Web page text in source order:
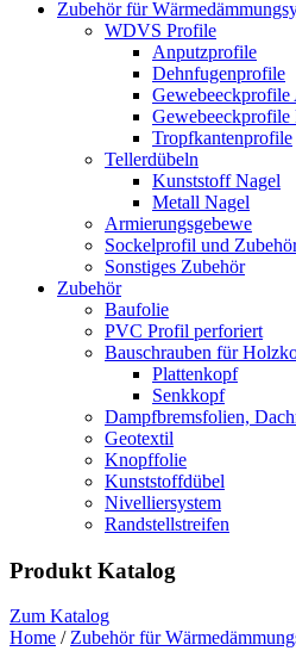
Zubehör für
WDVS Profile
Anputzprofile
Dehnfugenprofile
Gewebeeckprofile
Gewebeeckprofile
Tropfkantenprofile
Tellerdübeln
Kunststoff Nagel
Metall Nagel
Armierungsgebewe
Sockelprofil und
Sonstiges Zubehör
Zubehör
Baufolie
PVC Profil perforiert
Bauschrauben für
Plattenkopf
Senkkopf
Dampfbremsfolien,
Geotextil
Knopffolie
Kunststoffdübel
Nivelliersystem
Randstellstreifen
Produkt Katalog
Zum Katalog
Home /Zubehör für